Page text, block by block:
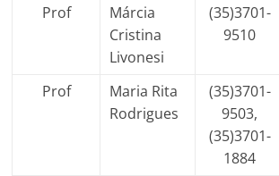
Prof
Márcia
Cristina
Livonesi
(35)3701-
9510
Prof
Maria Rita
Rodrigues
(35)3701-
9503,
(35)3701-
1884